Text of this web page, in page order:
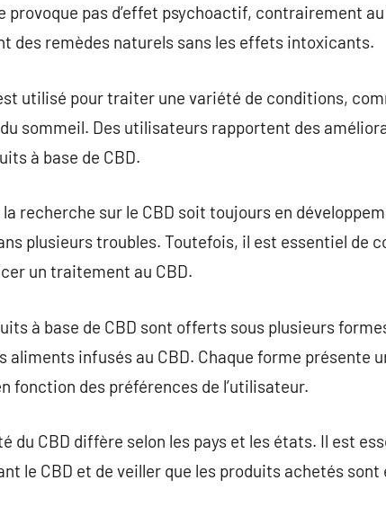
provoque pas d’effet psychoactif, contrairement
des remèdes naturels sans les effets intoxicants.
utilisé pour traiter une variété de conditions,
sommeil. Des utilisateurs rapportent des
à base de CBD.
la recherche sur le CBD soit toujours en
plusieurs troubles. Toutefois, il est essentiel de
un traitement au CBD.
à base de CBD sont offerts sous plusieurs
aliments infusés au CBD. Chaque forme présente
fonction des préférences de l’utilisateur.
du CBD diffère selon les pays et les états. Il est
le CBD et de veiller que les produits achetés